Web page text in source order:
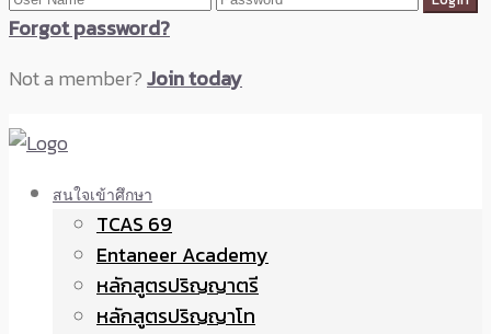
Forgot password?
Not a member?Join today
สนใจเข้าศึกษา
TCAS 69
Entaneer Academy
หลักสูตรปริญญาตรี
หลักสูตรปริญญาโท